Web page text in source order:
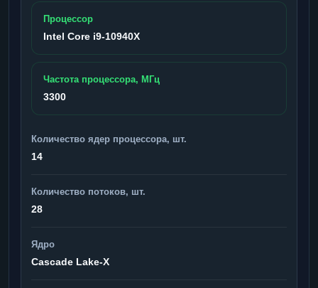
Процессор
Intel Core i9-10940X
Частота процессора, МГц
3300
Количество ядер процессора, шт.
14
Количество потоков, шт.
28
Ядро
Cascade Lake-X